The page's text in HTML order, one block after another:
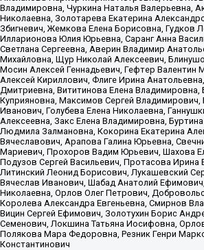
Владимировна, Чуркина Наталья Валерьевна,
Николаевна, Золотарева Екатерина
Збигневич, Жемкова Елена Борисовна, Гудков
Илларионова Юлия Юрьевна, Саранг Анна
Светлана Сергеевна, Аверин Владимир
Михайловна, Щур Николай Алексеевич,
Мосин Алексей Геннадьевич, Гефтер Валентин
Алексей Кириллович, Флиге Ирина
Дмитриевна, Вититинова Елена Владимировна,
Куприяновна, Максимов Сергей Владимирович,
Иванович, Голубева Елена Николаевна,
Алексеевна, Закс Елена Владимировна,
Людмила Залмановна, Кокорина Екатерина
Вячеславович, Арапова Галина Юрьевна,
Мариевич, Прохоров Вадим Юрьевич, Шахова
Подузов Сергей Васильевич, Протасова Ирина
Литинский Леонид Борисович, Лукашевский
Вячеслав Иванович, Шабад Анатолий
Николаевна, Орлов Олег Петрович,
Королева Александра Евгеньевна, Смирнов
Вицин Сергей Ефимович, Золотухин Борис
Семенович, Локшина Татьяна Иосифовна,
Полякова Мара Федоровна, Резник Генри
Константинович